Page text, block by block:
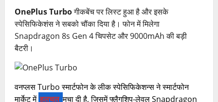
OnePlus Turboगीकबेंच पर लिस्ट हुआ है और इसके
स्पेसिफिकेशंस ने सबको चौंका दिया है। फोन में मिलेगा
Snapdragon 8s Gen 4 चिपसेट और 9000mAh की बड़ी
बैटरी।
वनप्लस Turbo स्मार्टफोन के लीक स्पेसिफिकेशन्स ने स्मार्टफोन
मार्केट में हलचल मचा दी है, जिसमें फ्लैगशिप-लेवल Snapdragon